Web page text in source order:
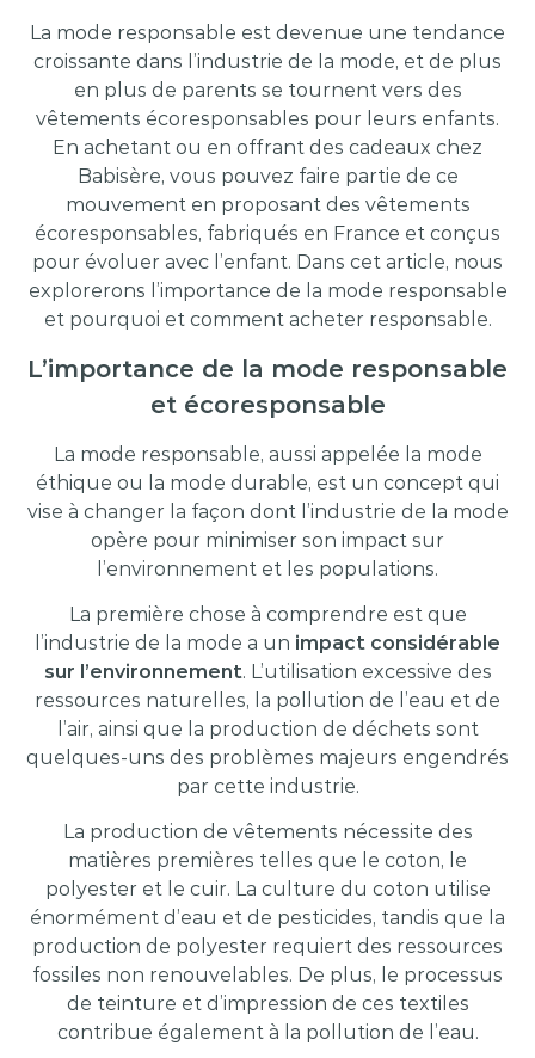
La mode responsable est devenue une tendance
croissante dans l’industrie de la mode, et de plus
en plus de parents se tournent vers des
vêtements écoresponsables pour leurs enfants.
En achetant ou en offrant des cadeaux chez
Babisère, vous pouvez faire partie de ce
mouvement en proposant des vêtements
écoresponsables, fabriqués en France et conçus
pour évoluer avec l’enfant. Dans cet article, nous
explorerons l’importance de la mode responsable
et pourquoi et comment acheter responsable.
L’importance de la mode responsable
et écoresponsable
La mode responsable, aussi appelée la mode
éthique ou la mode durable, est un concept qui
vise à changer la façon dont l’industrie de la mode
opère pour minimiser son impact sur
l’environnement et les populations.
La première chose à comprendre est que
l’industrie de la mode a un impact considérable
sur l’environnement. L’utilisation excessive des
ressources naturelles, la pollution de l’eau et de
l’air, ainsi que la production de déchets sont
quelques-uns des problèmes majeurs engendrés
par cette industrie.
La production de vêtements nécessite des
matières premières telles que le coton, le
polyester et le cuir. La culture du coton utilise
énormément d’eau et de pesticides, tandis que la
production de polyester requiert des ressources
fossiles non renouvelables. De plus, le processus
de teinture et d’impression de ces textiles
contribue également à la pollution de l’eau.